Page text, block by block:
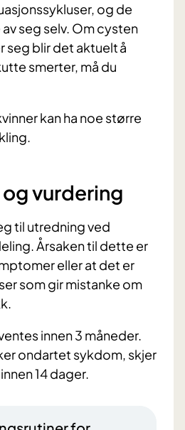
og de
seg selv. Om cysten
seg blir det aktuelt å
smerter, må du
kan ha noe større
vurdering
til utredning ved
Årsaken til dette er
eller at det er
som gir mistanke om
innen 3 måneder.
ondartet sykdom, skjer
14 dager.